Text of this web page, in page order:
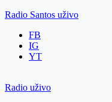
Radio Santos uživo
FB
IG
YT
Radio uživo